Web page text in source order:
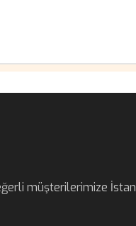
müşterilerimize